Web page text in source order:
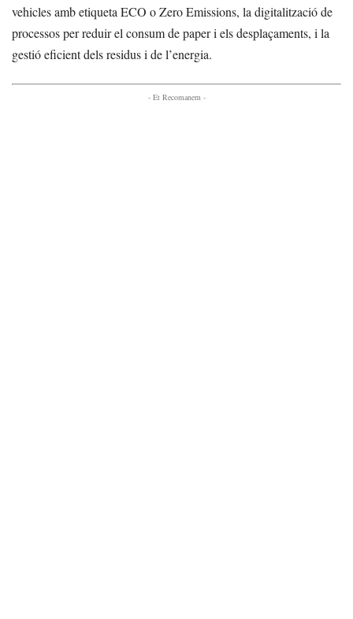
vehicles amb etiqueta ECO o Zero Emissions, la digitalització de
processos per reduir el consum de paper i els desplaçaments, i la
gestió eficient dels residus i de l’energia.
- Et Recomanem -